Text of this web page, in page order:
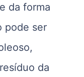
da forma
pode ser
da